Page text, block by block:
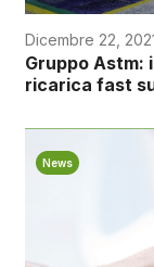
Dicembre 22,
Gruppo Astm:
ricarica fast
News